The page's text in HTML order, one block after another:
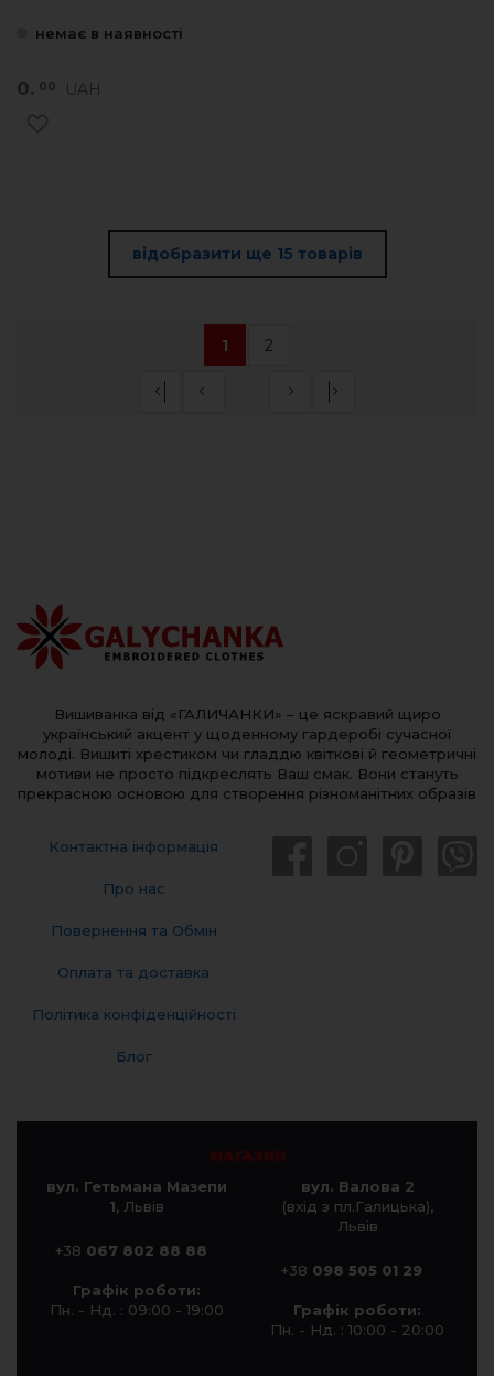
немає в наявності
0. 00 UAH
відобразити ще 15 товарів
1 2
Вишиванка від «ГАЛИЧАНКИ» – це яскравий щиро
український акцент у щоденному гардеробі сучасної
молоді. Вишиті хрестиком чи гладдю квіткові й геометричні
мотиви не просто підкреслять Ваш смак. Вони стануть
прекрасною основою для створення різноманітних образів
Контактна інформація
Про нас
Повернення та Обмін
Оплата та доставка
Політика конфіденційності
Блог
МАГАЗИН
вул. Гетьмана Мазепи
1, Львів
+38 067 802 88 88
Графік роботи:
Пн. - Нд. : 09:00 - 19:00
вул. Валова 2
(вхід з пл.Галицька),
Львів
+38 098 505 01 29
Графік роботи:
Пн. - Нд. : 10:00 - 20:00